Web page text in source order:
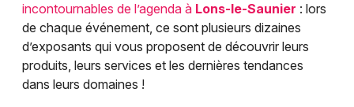
incontournables de l’agenda à Lons-le-Saunier : lors
de chaque événement, ce sont plusieurs dizaines
d’exposants qui vous proposent de découvrir leurs
produits, leurs services et les dernières tendances
dans leurs domaines !